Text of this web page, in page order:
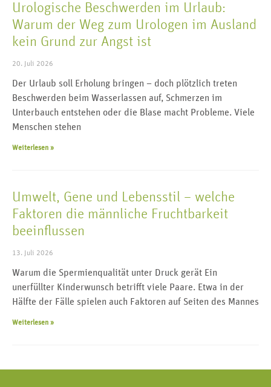
Urologische Beschwerden im Urlaub:
Warum der Weg zum Urologen im Ausland
kein Grund zur Angst ist
20. Juli 2026
Der Urlaub soll Erholung bringen – doch plötzlich treten
Beschwerden beim Wasserlassen auf, Schmerzen im
Unterbauch entstehen oder die Blase macht Probleme. Viele
Menschen stehen
Weiterlesen »
Umwelt, Gene und Lebensstil – welche
Faktoren die männliche Fruchtbarkeit
beeinflussen
13. Juli 2026
Warum die Spermienqualität unter Druck gerät Ein
unerfüllter Kinderwunsch betrifft viele Paare. Etwa in der
Hälfte der Fälle spielen auch Faktoren auf Seiten des Mannes
Weiterlesen »